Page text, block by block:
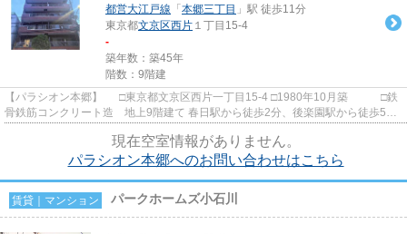
都営大江戸線 「 本郷三丁目 」駅 徒歩11分
東京都文京区西片 １丁目15-4
-
築年数：築45年
階数：9階建
【パラシオン本郷】 □東京都文京区西片一丁目15-4 □1980年10月築 □鉄
骨鉄筋コンクリート造 地上9階建て 春日駅から徒歩2分、後楽園駅から徒歩5分
現在空室情報がありません。
パラシオン本郷へのお問い合わせはこちら
賃貸｜マンション パークホームズ小石川